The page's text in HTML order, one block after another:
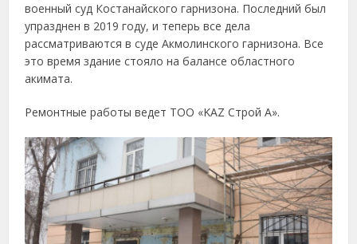
военный суд Костанайского гарнизона. Последний был
упразднен в 2019 году, и теперь все дела
рассматриваются в суде Акмолинского гарнизона. Все
это время здание стояло на балансе областного
акимата.
Ремонтные работы ведет ТОО «KAZ Строй А».